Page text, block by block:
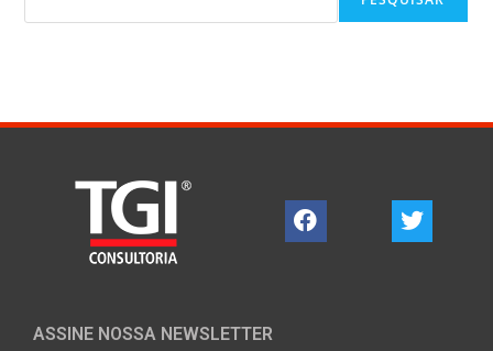
ASSINE NOSSA NEWSLETTER